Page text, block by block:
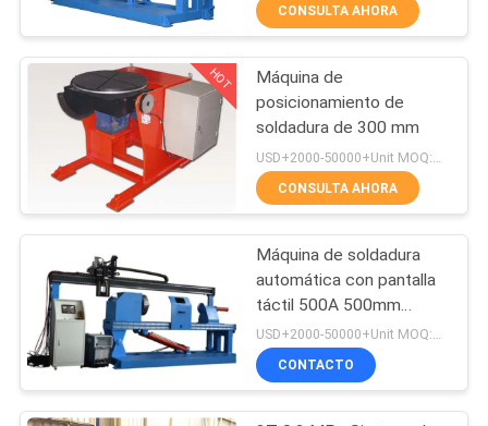
CONTROL
CALIDAD
ÉNTRENOS
EN
CONTACTO
CON
PIDA
UNA
placa resistente al
desgaste
Tubería resistente al
0
CONSULTA AHORA
HOT
Máquina de
posicionamiento de
soldadura de 300 mm
CONSULTA AHORA
Máquina de soldadura
automática con pantalla
táctil 500A 500mm
0.6MPa
USD+2000-50000+Unit MOQ:1 unidad
CONTACTO